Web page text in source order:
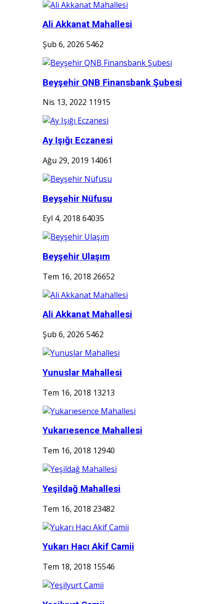
Ali Akkanat Mahallesi
Şub 6, 2026 5462
Beyşehir QNB Finansbank Şubesi
Nis 13, 2022 11915
Ay Işığı Eczanesi
Ağu 29, 2019 14061
Beyşehir Nüfusu
Eyl 4, 2018 64035
Beyşehir Ulaşım
Tem 16, 2018 26652
Ali Akkanat Mahallesi
Şub 6, 2026 5462
Yunuslar Mahallesi
Tem 16, 2018 13213
Yukarıesence Mahallesi
Tem 16, 2018 12940
Yeşildağ Mahallesi
Tem 16, 2018 23482
Yukarı Hacı Akif Camii
Tem 18, 2018 15546